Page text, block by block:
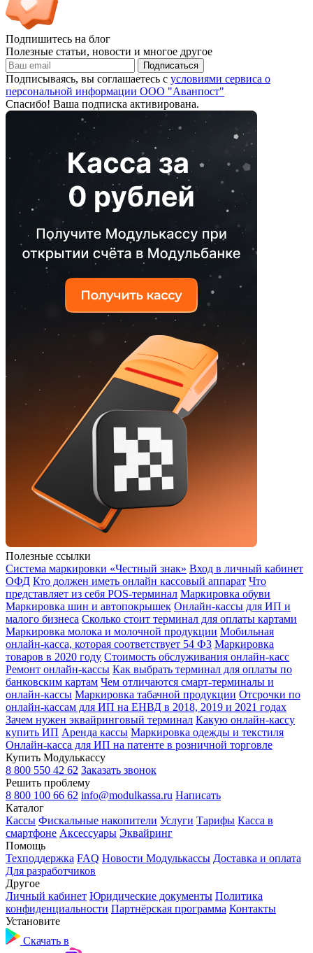
Подпишитесь на блог
Полезные статьи, новости и многое другое
Подписаться
Подписываясь, вы соглашаетесь с условиями сервиса о
персональной информации ООО "Аванпост"
Спасибо! Ваша подписка активирована.
Полезные ссылки
Система маркировки «Честный знак» Вход в личный кабинет
ОФД Кто должен иметь онлайн кассовый аппарат Что
представляет из себя POS-терминал Маркировка обуви
Маркировка шин и автопокрышек Онлайн-кассы для ИП и
малого бизнеса Сколько стоит терминал для оплаты картами
Маркировка молока и молочной продукции Мобильная
онлайн-касса, которая соответствует 54 ФЗ Маркировка
товаров в 2020 году Стоимость обслуживания онлайн-касс
Ремонт онлайн-кассы Как выбрать терминал для оплаты по
банковским картам Чем отличаются смарт-терминалы и
онлайн-кассы Маркировка табачной продукции Отсрочки по
онлайн-кассам для ИП на ЕНВД в 2018, 2019 и 2021 годах
Зачем нужен эквайринговый терминал Какую онлайн-кассу
купить ИП Аренда кассы Маркировка одежды и текстиля
Онлайн-касса для ИП на патенте в розничной торговле
Купить Модулькассу
8 800 550 42 62 Заказать звонок
Решить проблему
8 800 100 66 62 info@modulkassa.ru Написать
Каталог
Кассы Фискальные накопители Услуги Тарифы Касса в
смартфоне Аксессуары Эквайринг
Помощь
Техподдержка FAQ Новости Модулькассы Доставка и оплата
Для разработчиков
Другое
Личный кабинет Юридические документы Политика
конфиденциальности Партнёрская программа Контакты
Установите
Скачать в